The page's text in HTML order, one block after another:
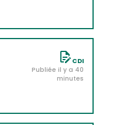
CDI
Publiée il y a 40
minutes